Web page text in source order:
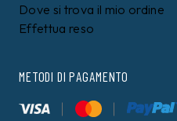
Dove si trova il mio ordine
Effettua reso
METODI DI PAGAMENTO